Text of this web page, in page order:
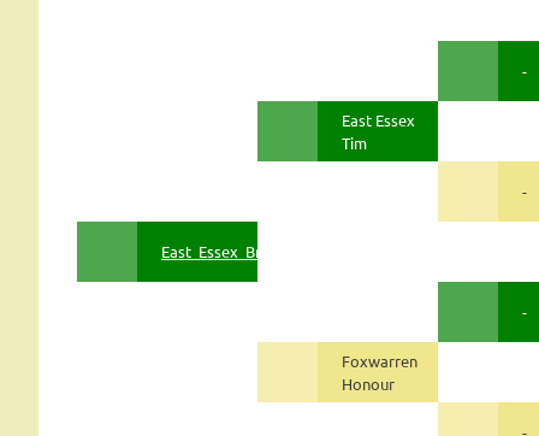
East_Essex_Brody
East Essex
Tim
Foxwarren
Honour
-
-
-